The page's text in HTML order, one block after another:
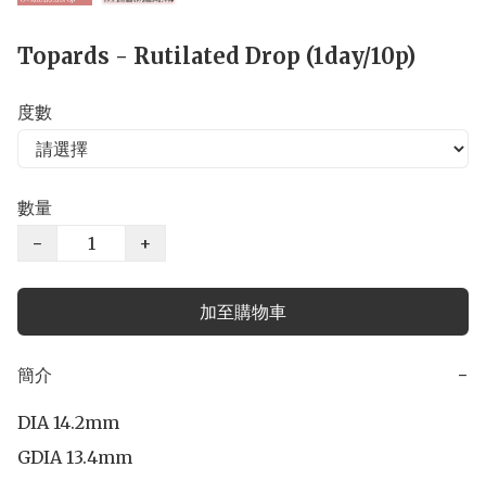
Topards - Rutilated Drop (1day/10p)
度數
數量
−
+
加至購物車
簡介 −
DIA 14.2mm
GDIA 13.4mm